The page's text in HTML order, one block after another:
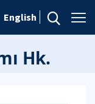
English
Hk.